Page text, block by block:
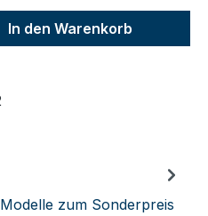
den
In den Warenkorb
zum Sonderpreis